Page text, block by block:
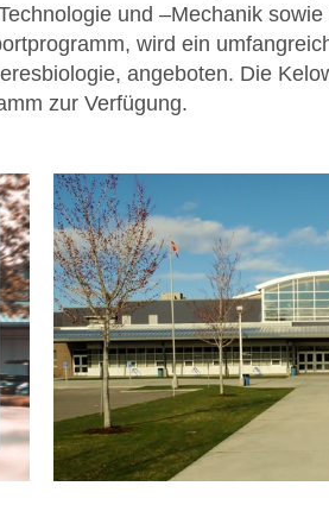
und –Mechanik
wird ein
angeboten. Die
zur Verfügung.